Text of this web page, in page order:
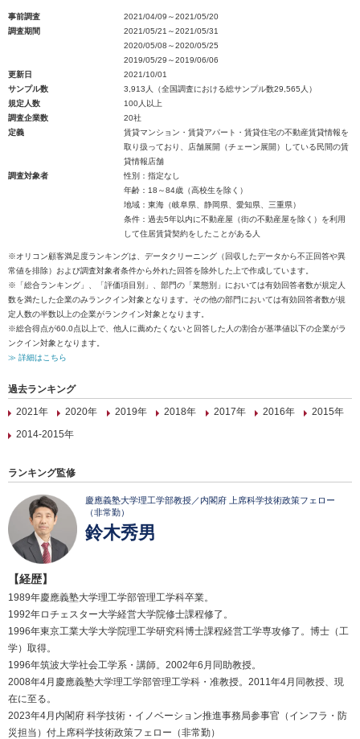
事前調査
2021/04/09～2021/05/20
調査期間
2021/05/21～2021/05/31
2020/05/08～2020/05/25
2019/05/29～2019/06/06
更新日
2021/10/01
サンプル数
3,913人（全国調査における総サンプル数29,565人）
規定人数
100人以上
調査企業数
20社
定義
賃貸マンション・賃貸アパート・賃貸住宅の不動産賃貸情報を
取り扱っており、店舗展開（チェーン展開）している民間の賃
貸情報店舗
調査対象者
性別：指定なし
年齢：18～84歳（高校生を除く）
地域：東海（岐阜県、静岡県、愛知県、三重県）
条件：過去5年以内に不動産屋（街の不動産屋を除く）を利用
して住居賃貸契約をしたことがある人
※オリコン顧客満足度ランキングは、データクリーニング（回収したデータから不正回答や異
常値を排除）および調査対象者条件から外れた回答を除外した上で作成しています。
※「総合ランキング」、「評価項目別」、部門の「業態別」においては有効回答者数が規定人
数を満たした企業のみランクイン対象となります。その他の部門においては有効回答者数が規
定人数の半数以上の企業がランクイン対象となります。
※総合得点が60.0点以上で、他人に薦めたくないと回答した人の割合が基準値以下の企業がラ
ンクイン対象となります。
≫ 詳細はこちら
過去ランキング
2021年
2020年 2019年 2018年 2017年 2016年
2015年
2014-2015年
ランキング監修
慶應義塾大学理工学部教授／内閣府 上席科学技術政策フェロー
（非常勤）
鈴木秀男
【経歴】
1989年慶應義塾大学理工学部管理工学科卒業。
1992年ロチェスター大学経営大学院修士課程修了。
1996年東京工業大学大学院理工学研究科博士課程経営工学専攻修了。博士（工
学）取得。
1996年筑波大学社会工学系・講師。2002年6月同助教授。
2008年4月慶應義塾大学理工学部管理工学科・准教授。2011年4月同教授、現
在に至る。
2023年4月内閣府 科学技術・イノベーション推進事務局参事官（インフラ・防
災担当）付上席科学技術政策フェロー（非常勤）